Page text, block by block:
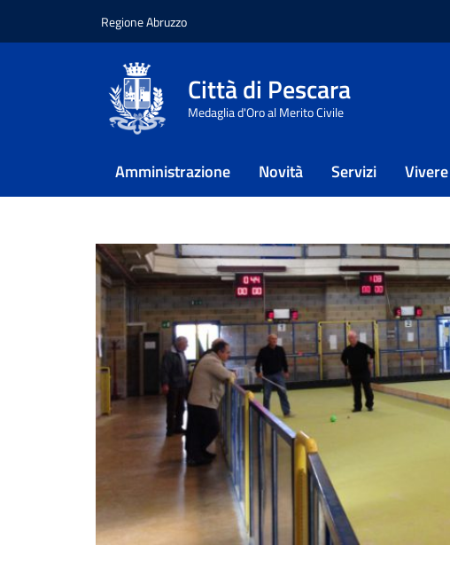
Regione Abruzzo
Città di Pescara
Medaglia d'Oro al Merito Civile
Amministrazione Novità Servizi
Home / Approfondimenti /
Bocciodromo
La descrizione dell'impianto Bocciodromo